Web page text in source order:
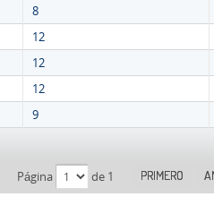
8
12
12
12
9
Página de 1 PRIMERO